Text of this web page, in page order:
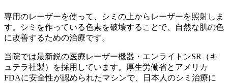
専用のレーザーを使って、シミの上からレーザーを照射しま
す。シミを作っている色素を破壊することで、自然な肌の色
に改善するための治療です。
当院では最新鋭の医療レーザー機器・エンライトンSR（キ
ュテラ社製）を採用しています。厚生労働省とアメリカ
FDAに安全性が認められたマシンで、日本人のシミ治療に